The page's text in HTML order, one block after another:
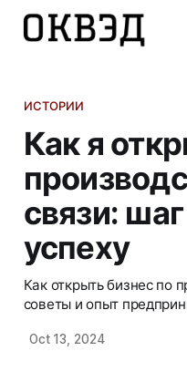
ИСТОРИИ
Как я
связи:
успеху
Как открыть бизнес по
советы и опыт
Oct 13, 2024